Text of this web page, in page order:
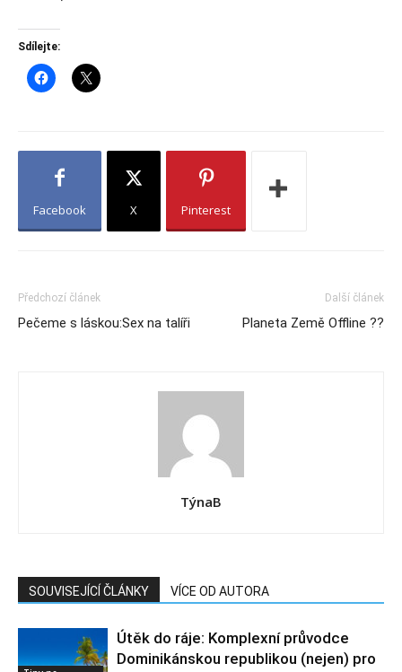
Sdílejte:
Facebook X Pinterest
Předchozí článek
Pečeme s láskou:Sex na talíři
Další článek
Planeta Země Offline ??
TýnaB
SOUVISEJÍCÍ ČLÁNKY VÍCE OD AUTORA
Útěk do ráje: Komplexní průvodce
Dominikánskou republikou (nejen) pro